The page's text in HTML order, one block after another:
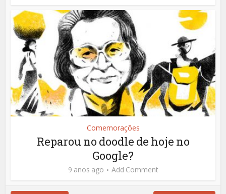
Comemorações
Reparou no doodle de hoje no
Google?
9 anos ago Add Comment